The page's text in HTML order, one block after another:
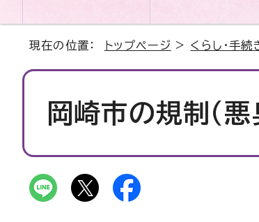
現在の位置： トップページ > くらし・手続
岡崎市の規制（悪